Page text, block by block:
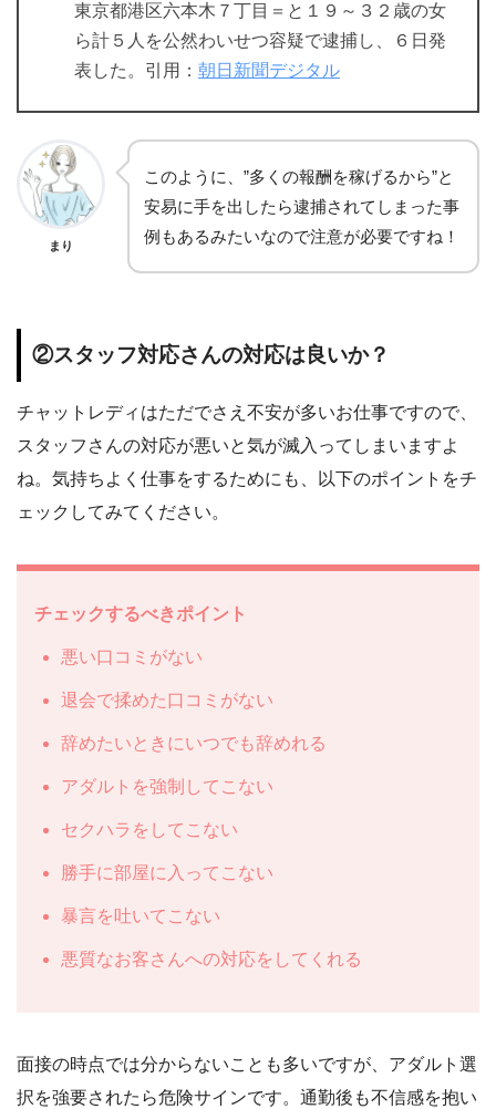
東京都港区六本木７丁目＝と１９～３２歳の女
ら計５人を公然わいせつ容疑で逮捕し、６日発
表した。引用： 朝日新聞デジタル
まり
このように、”多くの報酬を稼げるから”と
安易に手を出したら逮捕されてしまった事
例もあるみたいなので注意が必要ですね！
②スタッフ対応さんの対応は良いか？
チャットレディはただでさえ不安が多いお仕事ですので、
スタッフさんの対応が悪いと気が滅入ってしまいますよ
ね。気持ちよく仕事をするためにも、以下のポイントをチ
ェックしてみてください。
チェックするべきポイント
悪い口コミがない
退会で揉めた口コミがない
辞めたいときにいつでも辞めれる
アダルトを強制してこない
セクハラをしてこない
勝手に部屋に入ってこない
暴言を吐いてこない
悪質なお客さんへの対応をしてくれる
面接の時点では分からないことも多いですが、アダルト選
択を強要されたら危険サインです。通勤後も不信感を抱い